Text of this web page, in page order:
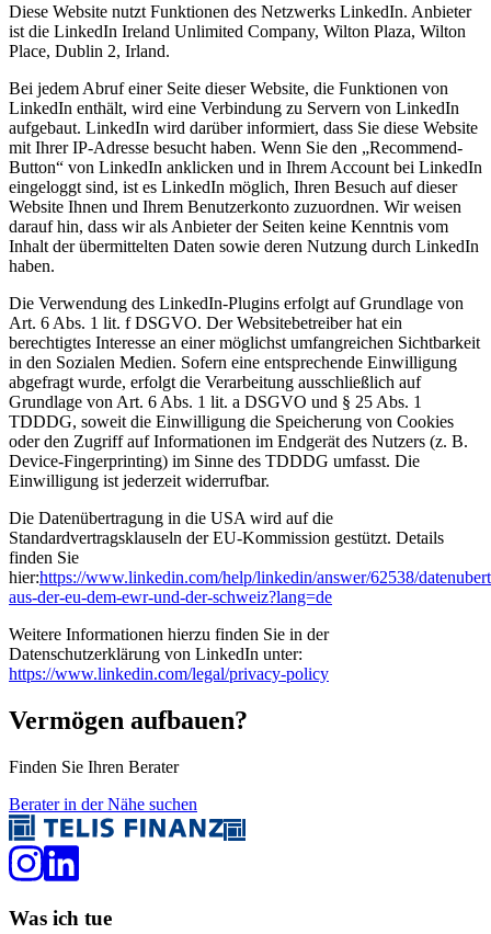
Diese Website nutzt Funktionen des Netzwerks LinkedIn. Anbieter
ist die LinkedIn Ireland Unlimited Company, Wilton Plaza, Wilton
Place, Dublin 2, Irland.
Bei jedem Abruf einer Seite dieser Website, die Funktionen von
LinkedIn enthält, wird eine Verbindung zu Servern von LinkedIn
aufgebaut. LinkedIn wird darüber informiert, dass Sie diese Website
mit Ihrer IP-Adresse besucht haben. Wenn Sie den „Recommend-
Button“ von LinkedIn anklicken und in Ihrem Account bei LinkedIn
eingeloggt sind, ist es LinkedIn möglich, Ihren Besuch auf dieser
Website Ihnen und Ihrem Benutzerkonto zuzuordnen. Wir weisen
darauf hin, dass wir als Anbieter der Seiten keine Kenntnis vom
Inhalt der übermittelten Daten sowie deren Nutzung durch LinkedIn
haben.
Die Verwendung des LinkedIn-Plugins erfolgt auf Grundlage von
Art. 6 Abs. 1 lit. f DSGVO. Der Websitebetreiber hat ein
berechtigtes Interesse an einer möglichst umfangreichen Sichtbarkeit
in den Sozialen Medien. Sofern eine entsprechende Einwilligung
abgefragt wurde, erfolgt die Verarbeitung ausschließlich auf
Grundlage von Art. 6 Abs. 1 lit. a DSGVO und § 25 Abs. 1
TDDDG, soweit die Einwilligung die Speicherung von Cookies
oder den Zugriff auf Informationen im Endgerät des Nutzers (z. B.
Device-Fingerprinting) im Sinne des TDDDG umfasst. Die
Einwilligung ist jederzeit widerrufbar.
Die Datenübertragung in die USA wird auf die
Standardvertragsklauseln der EU-Kommission gestützt. Details
finden Sie
hier:https://www.linkedin.com/help/linkedin/answer/62538/
aus-der-eu-dem-ewr-und-der-schweiz?lang=de
Weitere Informationen hierzu finden Sie in der
Datenschutzerklärung von LinkedIn unter:
https://www.linkedin.com/legal/privacy-policy
Vermögen aufbauen?
Finden Sie Ihren Berater
Berater in der Nähe suchen
Was ich tue